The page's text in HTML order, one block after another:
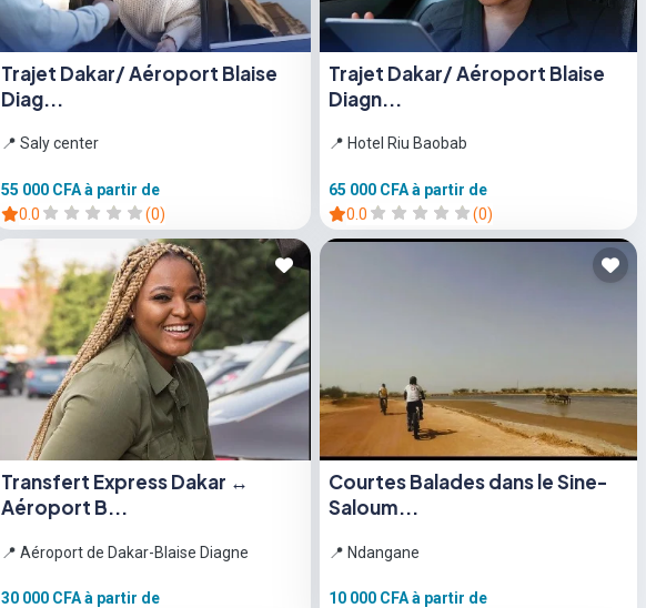
Trajet Dakar/ Aéroport Blaise
Diag...
📍 Saly center
55 000 CFAà partir de
0.0
(0)
Trajet Dakar/ Aéroport Blaise
Diagn...
📍 Hotel Riu Baobab
65 000 CFAà partir de
0.0
(0)
Transfert Express Dakar ↔
Aéroport B...
📍 Aéroport de Dakar-Blaise Diagne
30 000 CFAà partir de
Courtes Balades dans le Sine-
Saloum...
📍 Ndangane
10 000 CFAà partir de